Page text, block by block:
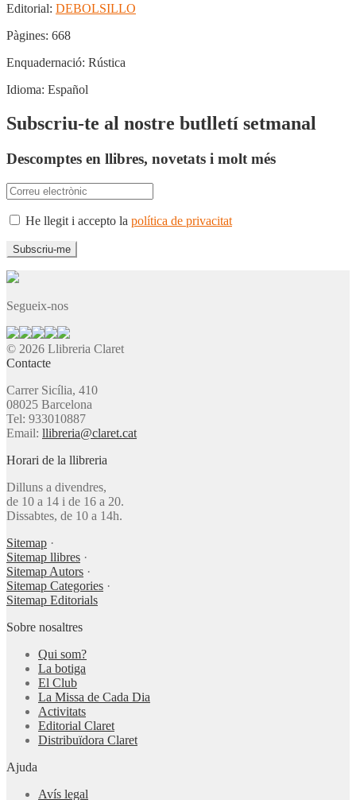
Editorial: DEBOLSILLO
Pàgines: 668
Enquadernació: Rústica
Idioma: Español
Subscriu-te al nostre butlletí setmanal
Descomptes en llibres, novetats i molt més
He llegit i accepto la política de privacitat
Segueix-nos
© 2026 Llibreria Claret
Contacte
Carrer Sicília, 410
08025 Barcelona
Tel: 933010887
Email: llibreria@claret.cat
Horari de la llibreria
Dilluns a divendres,
de 10 a 14 i de 16 a 20.
Dissabtes, de 10 a 14h.
Sitemap ·
Sitemap llibres ·
Sitemap Autors ·
Sitemap Categories ·
Sitemap Editorials
Sobre nosaltres
Qui som?
La botiga
El Club
La Missa de Cada Dia
Activitats
Editorial Claret
Distribuïdora Claret
Ajuda
Avís legal